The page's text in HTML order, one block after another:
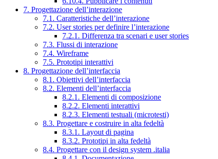
7. Progettazione dell’interazione
7.1. Caratteristiche dell’interazione
7.2. User stories per definire l’interazione
7.2.1. Differenza tra scenari e user stories
7.3. Flussi di interazione
7.4. Wireframe
7.5. Prototipi interattivi
8. Progettazione dell’interfaccia
8.1. Obiettivi dell’interfaccia
8.2. Elementi dell’interfaccia
8.2.1. Elementi di composizione
8.2.2. Elementi interattivi
8.2.3. Elementi testuali (microtesti)
8.3. Progettare e costruire in alta fedeltà
8.3.1. Layout di pagina
8.3.2. Prototipi in alta fedeltà
8.4. Progettare con il design system .italia